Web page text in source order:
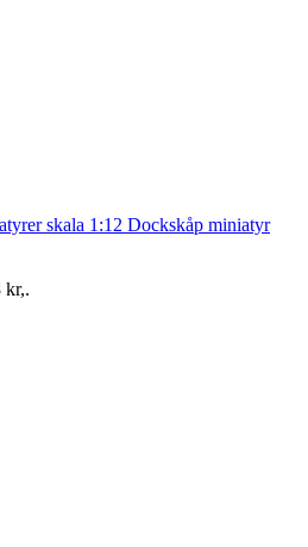
skala 1:12 Dockskåp miniatyr
kr,.